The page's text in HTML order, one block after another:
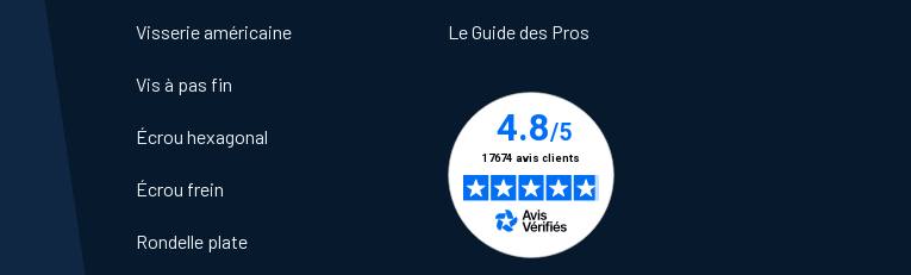
Visserie américaine
Vis à pas fin
Écrou hexagonal
Écrou frein
Rondelle plate
Le Guide des Pros